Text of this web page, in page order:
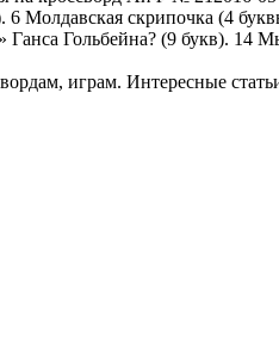
Молдавская скрипочка (4
Гольбейна? (9 букв). 14